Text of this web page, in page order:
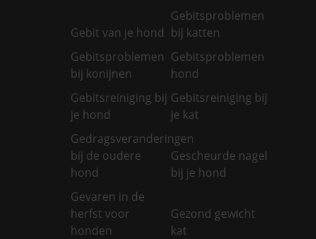
Gebit van je hond
Gebitsproblemen
bij katten
Gebitsproblemen
bij konijnen
Gebitsproblemen
hond
Gebitsreiniging bij
je hond
Gebitsreiniging bij
je kat
Gedragsveranderingen
bij de oudere
hond
Gescheurde nagel
bij je hond
Gevaren in de
herfst voor
honden
Gezond gewicht
kat